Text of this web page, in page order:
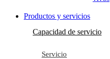
Productos y servicios
Capacidad de servicio
Servicio